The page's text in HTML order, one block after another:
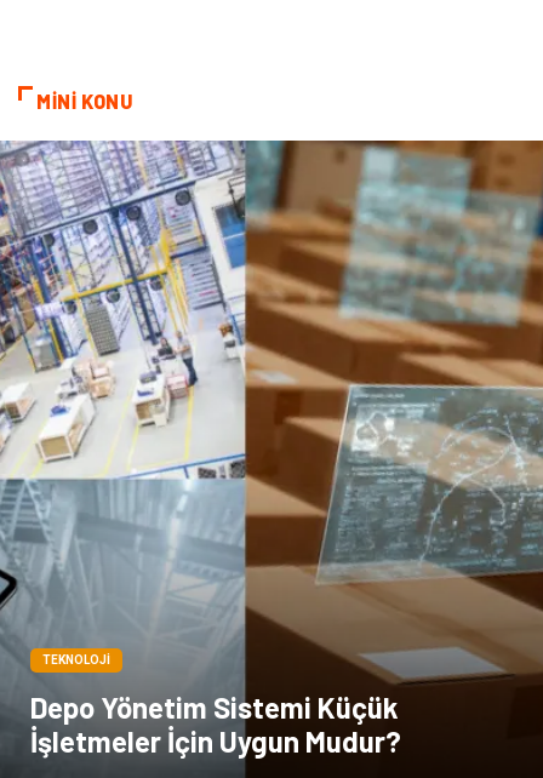
MİNİ KONU
TEKNOLOJI
Depo Yönetim Sistemi Küçük
İşletmeler İçin Uygun Mudur?